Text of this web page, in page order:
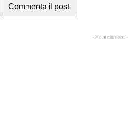
- Advertisment -